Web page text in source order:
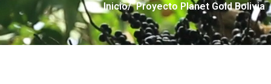
/ Proyecto Planet Gold Bolivia
Inicio